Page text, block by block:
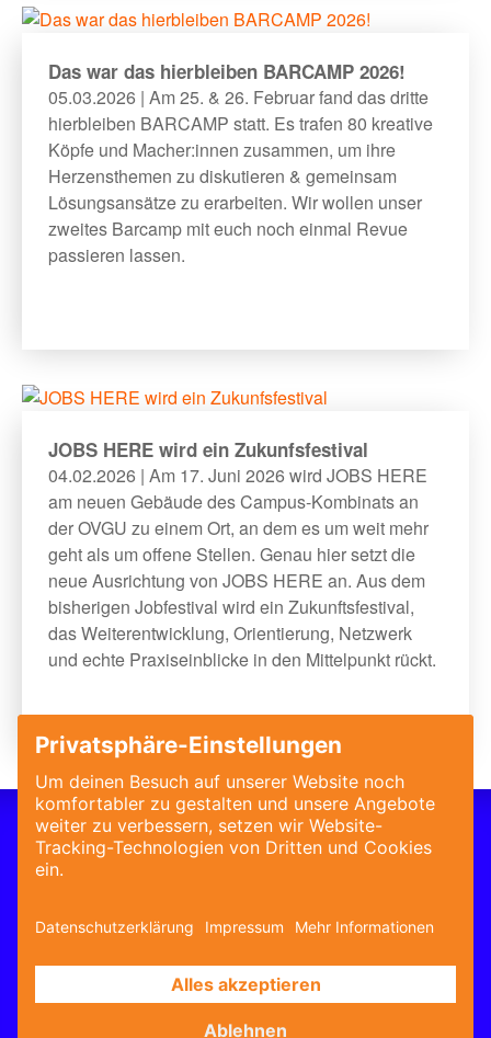
Das war das hierbleiben BARCAMP 2026!
05.03.2026 | Am 25. & 26. Februar fand das dritte
hierbleiben BARCAMP statt. Es trafen 80 kreative
Köpfe und Macher:innen zusammen, um ihre
Herzensthemen zu diskutieren & gemeinsam
Lösungsansätze zu erarbeiten. Wir wollen unser
zweites Barcamp mit euch noch einmal Revue
passieren lassen.
JOBS HERE wird ein Zukunfsfestival
04.02.2026 | Am 17. Juni 2026 wird JOBS HERE
am neuen Gebäude des Campus-Kombinats an
der OVGU zu einem Ort, an dem es um weit mehr
geht als um offene Stellen. Genau hier setzt die
neue Ausrichtung von JOBS HERE an. Aus dem
bisherigen Jobfestival wird ein Zukunftsfestival,
das Weiterentwicklung, Orientierung, Netzwerk
und echte Praxiseinblicke in den Mittelpunkt rückt.
Datenschutz-Einstellungen